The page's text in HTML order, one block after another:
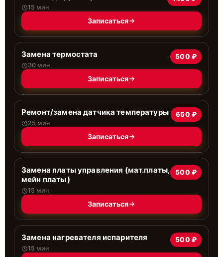
15 мин
Записаться
Замена термостата
30 мин
500 ₽
Записаться
Ремонт/замена датчика температуры
25 мин
650 ₽
Записаться
Замена платы управления (мат.платы,
мейн платы)
15 мин
500 ₽
Записаться
Замена нагревателя испарителя
15 мин
500 ₽